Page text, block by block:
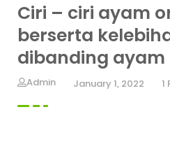
Ciri – ciri ayam
berserta
dibanding ayam
Admin January 1, 2022 1